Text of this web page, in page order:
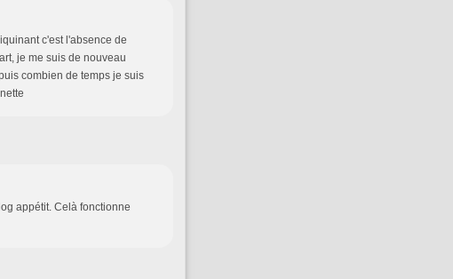
c'est l'absence de
je me suis de nouveau
combien de temps je suis
appétit. Celà fonctionne